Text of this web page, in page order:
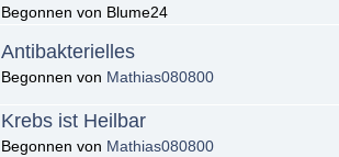
Begonnen von Blume24
Antibakterielles
Begonnen von Mathias080800
Krebs ist Heilbar
Begonnen von Mathias080800